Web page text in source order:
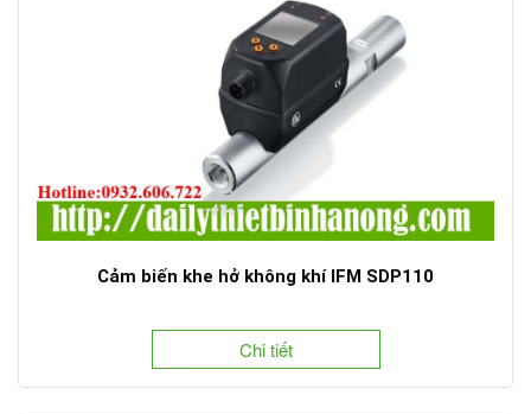
Cảm biến khe hở không khí IFM SDP110
Chi tiết